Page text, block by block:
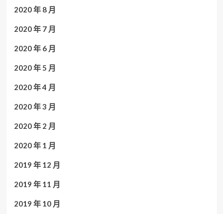
2020 年 8 月
2020 年 7 月
2020 年 6 月
2020 年 5 月
2020 年 4 月
2020 年 3 月
2020 年 2 月
2020 年 1 月
2019 年 12 月
2019 年 11 月
2019 年 10 月